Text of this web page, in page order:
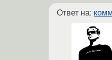
Ответ на: